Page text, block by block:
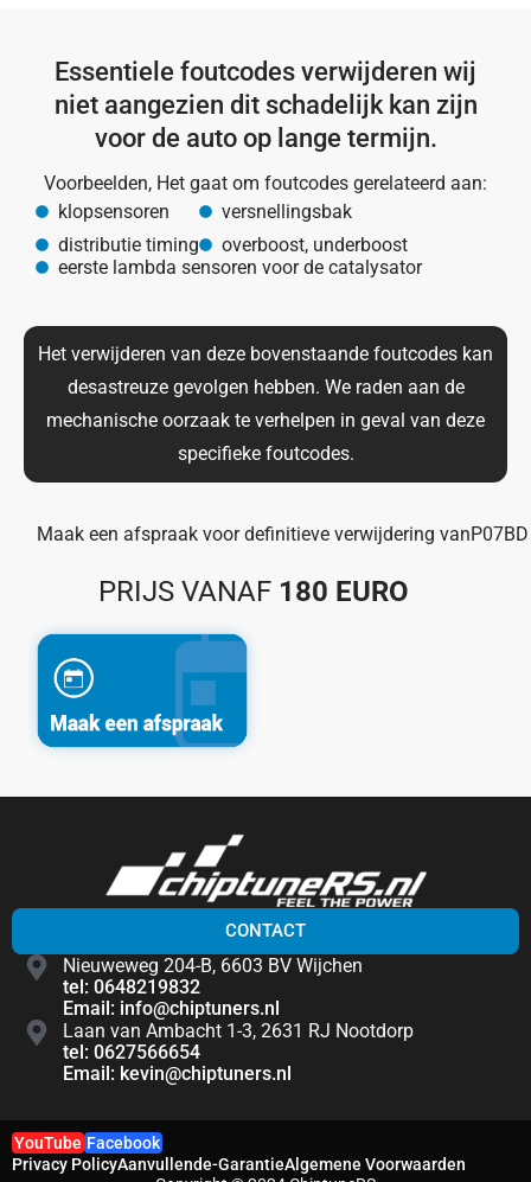
Essentiele foutcodes verwijderen wij
niet aangezien dit schadelijk kan zijn
voor de auto op lange termijn.
Voorbeelden, Het gaat om foutcodes gerelateerd aan:
klopsensoren
distributie timing
versnellingsbak
overboost, underboost
eerste lambda sensoren voor de catalysator
Het verwijderen van deze bovenstaande foutcodes kan
desastreuze gevolgen hebben. We raden aan de
mechanische oorzaak te verhelpen in geval van deze
specifieke foutcodes.
Maak een afspraak voor definitieve verwijdering vanP07BD
PRIJS VANAF 180 EURO
CONTACT
Nieuweweg 204-B, 6603 BV Wijchen
tel: 0648219832
Email: info@chiptuners.nl
Laan van Ambacht 1-3, 2631 RJ Nootdorp
tel: 0627566654
Email: kevin@chiptuners.nl
YouTube Facebook
Privacy PolicyAanvullende-GarantieAlgemene Voorwaarden